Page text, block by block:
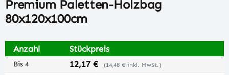
Premium Paletten-Holzbag
80x120x100cm
Anzahl Stückpreis
Bis 4 12,17 € (14,48 € inkl. MwSt.)